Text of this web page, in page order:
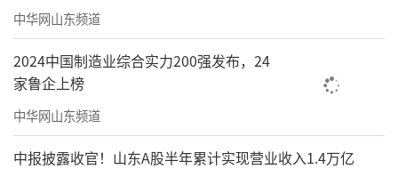
中华网山东频道
2024中国制造业综合实力200强发布，24
家鲁企上榜
中华网山东频道
中报披露收官！山东A股半年累计实现营业收入1.4万亿